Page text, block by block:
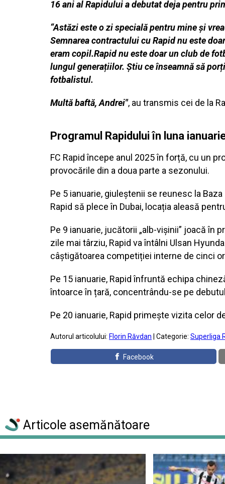
16 ani al Rapidului a debutat deja pentru
“Astăzi este o zi specială pentru mine și
Semnarea contractului cu Rapid nu este
eram copil.Rapid nu este doar un club de
lungul generațiilor. Știu ce înseamnă să
fotbalistul.
Multă baftă, Andrei", au transmis cei de la
Programul Rapidului în luna
FC Rapid începe anul 2025 în forță, cu un
provocările din a doua parte a sezonului.
Pe 5 ianuarie, giuleștenii se reunesc la
Rapid să plece în Dubai, locația aleasă
Pe 9 ianuarie, jucătorii „alb-vișinii” joacă în
zile mai târziu, Rapid va întâlni Ulsan
câștigătoarea competiției interne de cinci
Pe 15 ianuarie, Rapid înfruntă echipa
întoarce în țară, concentrându-se pe
Pe 20 ianuarie, Rapid primește vizita celor
Autorul articolului: Florin Răvdan | Categorie: Superliga
Facebook
Articole asemănătoare